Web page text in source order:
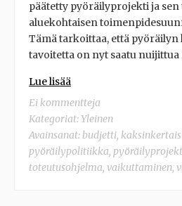
päätetty pyöräilyprojekti ja
aluekohtaisen
Tämä tarkoittaa, että
tavoitetta on nyt saatu
Lue lisää
Ei kommentteja
Kategoriat: Yleinen
Avainsanat: budjetti,
pyöräilypolitiikka,
toteutusohjelma, vaikuttaminen,